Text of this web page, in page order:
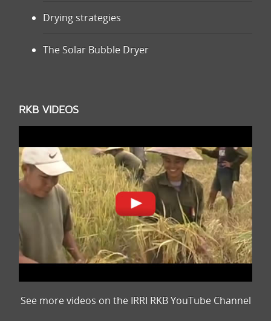
Drying strategies
The Solar Bubble Dryer
RKB VIDEOS
See more videos on the IRRI RKB YouTube Channel